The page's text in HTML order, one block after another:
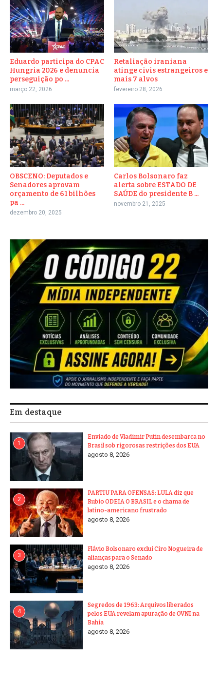
Eduardo participa do CPAC
Hungria 2026 e denuncia
perseguição po ...
março 22, 2026
Retaliação iraniana
atinge civis estrangeiros e
mais 7 alvos
fevereiro 28, 2026
OBSCENO: Deputados e
Senadores aprovam
orçamento de 61 bilhões
pa ...
dezembro 20, 2025
Carlos Bolsonaro faz
alerta sobre ESTADO DE
SAÚDE do presidente B ...
novembro 21, 2025
Em destaque
1
Enviado de Vladimir Putin desembarca no
Brasil sob rigorosas restrições dos EUA
agosto 8, 2026
2
PARTIU PARA OFENSAS: LULA diz que
Rubio ODEIA O BRASIL e o chama de
latino-americano frustrado
agosto 8, 2026
3
Flávio Bolsonaro exclui Ciro Nogueira de
alianças para o Senado
agosto 8, 2026
4
Segredos de 1963: Arquivos liberados
pelos EUA revelam apuração de OVNI na
Bahia
agosto 8, 2026